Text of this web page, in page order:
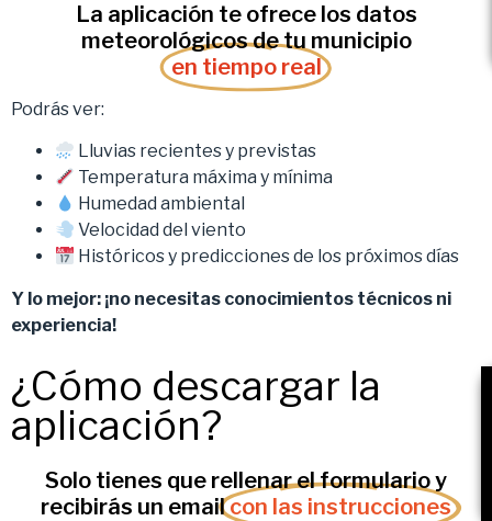
La aplicación te ofrece los datos
meteorológicos de tu municipio
en tiempo real
Podrás ver:
Lluvias recientes y previstas
Temperatura máxima y mínima
Humedad ambiental
Velocidad del viento
Históricos y predicciones de los próximos días
Y lo mejor: ¡no necesitas conocimientos técnicos ni
experiencia!
¿Cómo descargar la
aplicación?
Solo tienes que rellenar el formulario y
recibirás un emailcon las instrucciones